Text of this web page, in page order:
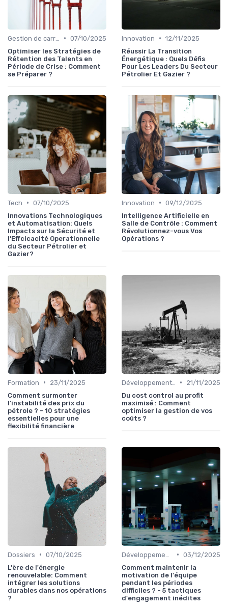
• 07/10/2025
Optimiser les Stratégies de
Rétention des Talents en
Période de Crise : Comment
se Préparer ?
Innovation • 12/11/2025
Réussir La Transition
Énergétique : Quels Défis
Pour Les Leaders Du Secteur
Pétrolier Et Gazier ?
Tech • 07/10/2025
Innovations Technologiques
et Automatisation: Quels
Impacts sur la Sécurité et
l'Effcicacité Operationnelle
du Secteur Pétrolier et
Gazier?
Innovation • 09/12/2025
Intelligence Artificielle en
Salle de Contrôle : Comment
Révolutionnez-vous Vos
Opérations ?
Formation •
23/11/2025
Comment surmonter
l'instabilité des prix du
pétrole ? - 10 stratégies
essentielles pour une
flexibilité financière
•
21/11/2025
Du cost control au profit
maximisé : Comment
optimiser la gestion de vos
coûts ?
Dossiers • 07/10/2025
L'ère de l'énergie
renouvelable: Comment
intégrer les solutions
durables dans nos opérations
?
• 03/12/2025
Comment maintenir la
motivation de l'équipe
pendant les périodes
difficiles ? - 5 tactiques
d'engagement inédites